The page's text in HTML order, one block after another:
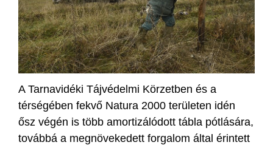
A Tarnavidéki Tájvédelmi Körzetben és a
térségében fekvő Natura 2000 területen idén
ősz végén is több amortizálódott tábla pótlására,
továbbá a megnövekedett forgalom által érintett